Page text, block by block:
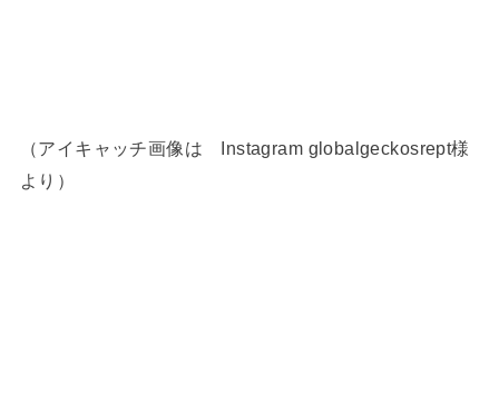
（アイキャッチ画像は Instagram globalgeckosrept様
より）